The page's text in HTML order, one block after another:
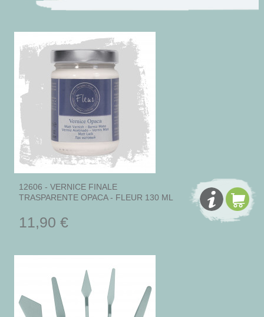
12606 - VERNICE FINALE
TRASPARENTE OPACA - FLEUR 130 ML
11,90 €